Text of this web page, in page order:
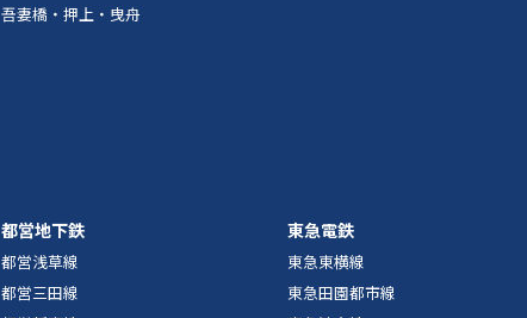
吾妻橋・押上・曳舟
都営地下鉄
都営浅草線
都営三田線
東急電鉄
東急東横線
東急田園都市線